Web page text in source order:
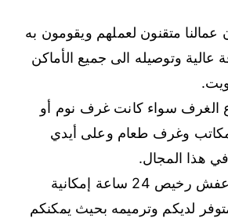
عمالنا متقنون لعملهم ويقومون به
وتوصيله الى جميع الأماكن
الغرف سواء كانت غرف نوم أو
وغرف طعام وعلى أيدي
هذا المجال.
توفر شركة نقل عفش رخيص 24 ساعة إمكانية
لديكم وترميمه بحيث يمكنكم